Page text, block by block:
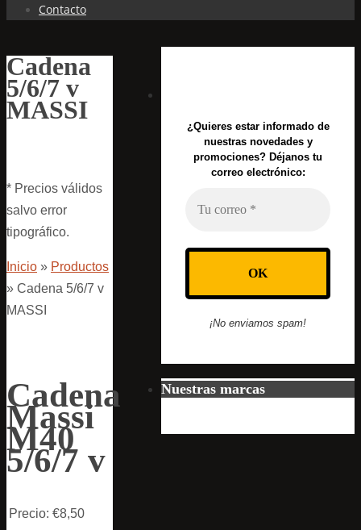
Contacto
Cadena
5/6/7 v
MASSI
* Precios válidos
salvo error
tipográfico.
Inicio » Productos
» Cadena 5/6/7 v
MASSI
Cadena
Massi
M40
5/6/7 v
Precio: €8,50
¿Quieres estar informado de
nuestras novedades y
promociones? Déjanos tu
correo electrónico:
¡No enviamos spam!
Nuestras marcas